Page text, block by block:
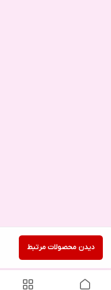
دیدن محصولات مرتبط